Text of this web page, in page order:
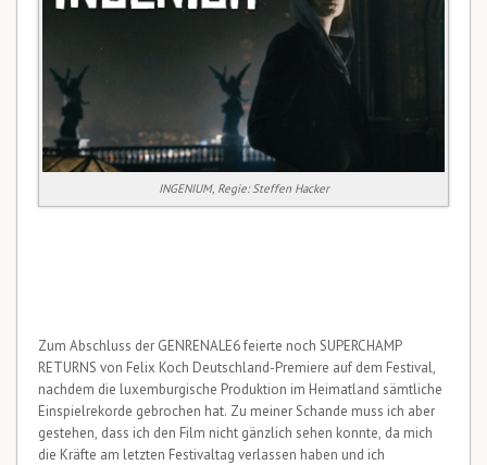
INGENIUM, Regie: Steffen Hacker
Zum Abschluss der GENRENALE6 feierte noch SUPERCHAMP
RETURNS von Felix Koch Deutschland-Premiere auf dem Festival,
nachdem die luxemburgische Produktion im Heimatland sämtliche
Einspielrekorde gebrochen hat. Zu meiner Schande muss ich aber
gestehen, dass ich den Film nicht gänzlich sehen konnte, da mich
die Kräfte am letzten Festivaltag verlassen haben und ich